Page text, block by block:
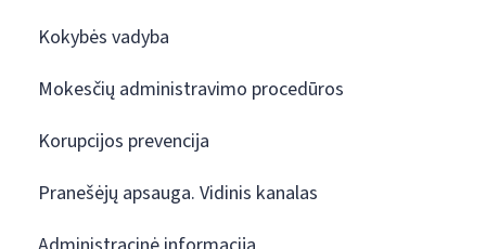
Kokybės vadyba
Mokesčių administravimo procedūros
Korupcijos prevencija
Pranešėjų apsauga. Vidinis kanalas